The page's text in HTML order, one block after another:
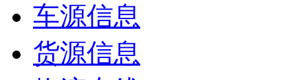
车源信息
货源信息